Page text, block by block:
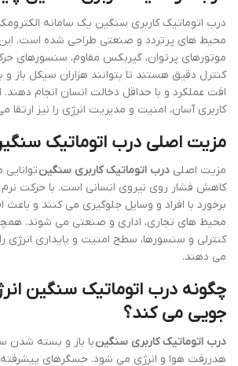
درب اتوماتیک کاربری سنگین یک سامانه
محیط های پرتردد و صنعتی طراحی شده است. این
موتورهای پرتوان، گیربکس مقاوم، سنسورهای
کنترل دقیق هستند تا بتوانند هزاران سیکل باز
افت عملکرد و با حداقل دخالت انسان انجام دهند.
کاربری آسان، امنیت و مدیریت انرژی را نیز ارتقا
مزیت اصلی درب اتوماتیک
مزیت اصلی درب اتوماتیک کاربری سنگین
کاهش فشار روی نیروی انسانی است. با حرکت نرم
برخورد با افراد و وسایل جلوگیری می کنند و باعث
محیط های تجاری، اداری و صنعتی می شوند.
کنترلی و سنسورها، سطح امنیت و پایداری انرژی
می دهند.
چگونه درب اتوماتیک سنگین
جویی می کند؟
درب اتوماتیک کاربری سنگینبا باز و بسته شدن
هدررفت هوا و انرژی می شود. حسگرهای پیشرفته